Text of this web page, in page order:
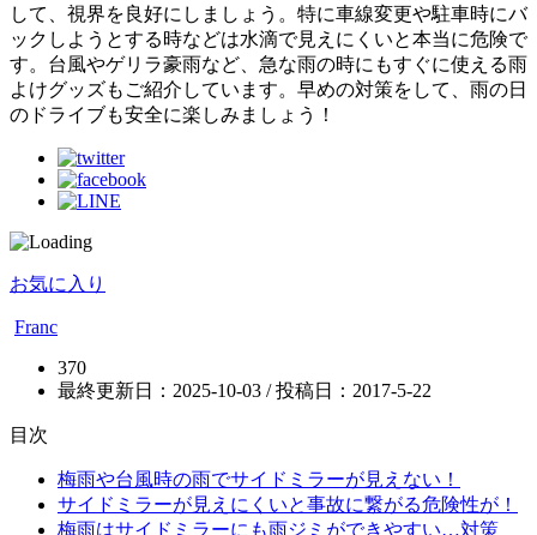
して、視界を良好にしましょう。特に車線変更や駐車時にバ
ックしようとする時などは水滴で見えにくいと本当に危険で
す。台風やゲリラ豪雨など、急な雨の時にもすぐに使える雨
よけグッズもご紹介しています。早めの対策をして、雨の日
のドライブも安全に楽しみましょう！
お気に入り
Franc
370
最終更新日：2025-10-03 / 投稿日： 2017-5-22
目次
梅雨や台風時の雨でサイドミラーが見えない！
サイドミラーが見えにくいと事故に繋がる危険性が！
梅雨はサイドミラーにも雨ジミができやすい…対策